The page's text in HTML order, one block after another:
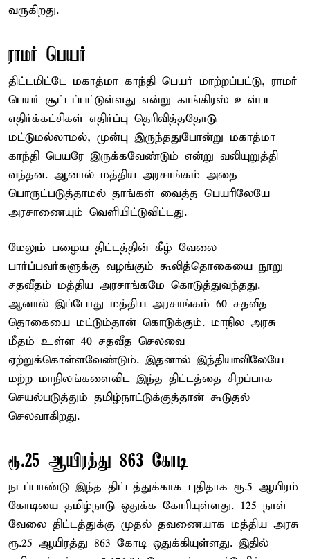
வருகிறது.
ராமர் பெயர்
திட்டமிட்டே மகாத்மா காந்தி பெயர் மாற்றப்பட்டு, ராமர்
பெயர் சூட்டப்பட்டுள்ளது என்று காங்கிரஸ் உள்பட
எதிர்க்கட்சிகள் எதிர்ப்பு தெரிவித்ததோடு
மட்டுமல்லாமல், முன்பு இருந்ததுபோன்று மகாத்மா
காந்தி பெயரே இருக்கவேண்டும் என்று வலியுறுத்தி
வந்தன. ஆனால் மத்திய அரசாங்கம் அதை
பொருட்படுத்தாமல் தாங்கள் வைத்த பெயரிலேயே
அரசாணையும் வெளியிட்டுவிட்டது.
மேலும் பழைய திட்டத்தின் கீழ் வேலை
பார்ப்பவர்களுக்கு வழங்கும் கூலித்தொகையை நூறு
சதவீதம் மத்திய அரசாங்கமே கொடுத்துவந்தது.
ஆனால் இப்போது மத்திய அரசாங்கம் 60 சதவீத
தொகையை மட்டும்தான் கொடுக்கும். மாநில அரசு
மீதம் உள்ள 40 சதவீத செலவை
ஏற்றுக்கொள்ளவேண்டும். இதனால் இந்தியாவிலேயே
மற்ற மாநிலங்களைவிட இந்த திட்டத்தை சிறப்பாக
செயல்படுத்தும் தமிழ்நாட்டுக்குத்தான் கூடுதல்
செலவாகிறது.
ரூ.25 ஆயிரத்து 863 கோடி
நடப்பாண்டு இந்த திட்டத்துக்காக புதிதாக ரூ.5 ஆயிரம்
கோடியை தமிழ்நாடு ஒதுக்க கோரியுள்ளது. 125 நாள்
வேலை திட்டத்துக்கு முதல் தவணையாக மத்திய அரசு
ரூ.25 ஆயிரத்து 863 கோடி ஒதுக்கியுள்ளது. இதில்